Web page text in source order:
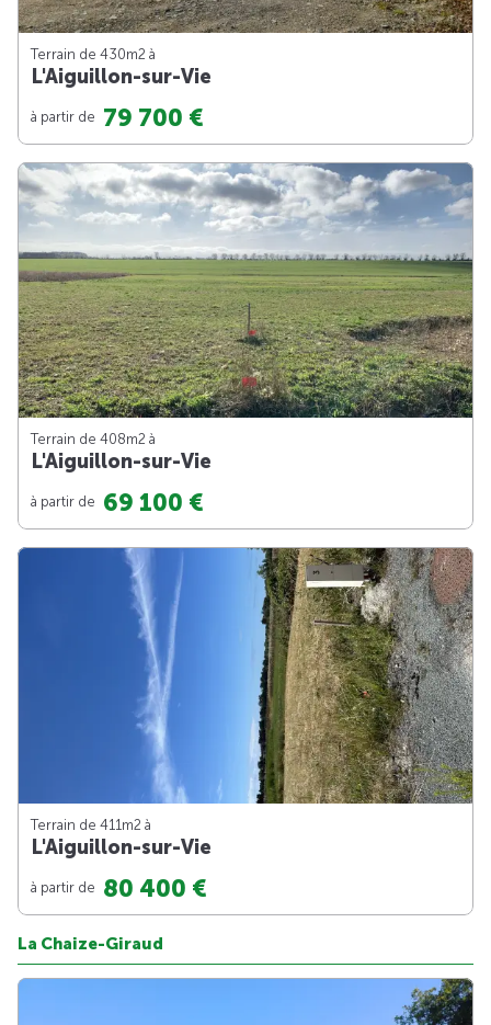
Terrain de 430m2 à
L'Aiguillon-sur-Vie
à partir de 79 700 €
Terrain de 408m2 à
L'Aiguillon-sur-Vie
à partir de 69 100 €
Terrain de 411m2 à
L'Aiguillon-sur-Vie
à partir de 80 400 €
La Chaize-Giraud